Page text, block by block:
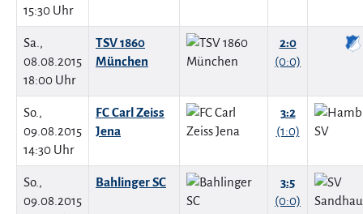
15:30 Uhr
Sa.,
08.08.2015
18:00 Uhr
TSV 1860
München
2:0
(0:0)
So.,
09.08.2015
14:30 Uhr
FC Carl Zeiss
Jena
3:2
(1:0)
So.,
09.08.2015
Bahlinger SC
3:5
(0:0)